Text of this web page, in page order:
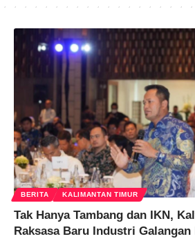
BERITA KALIMANTAN TIMUR
Tak Hanya Tambang dan IKN,
Raksasa Baru Industri Galangan